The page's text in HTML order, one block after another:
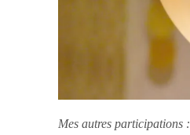
Mes autres participations :